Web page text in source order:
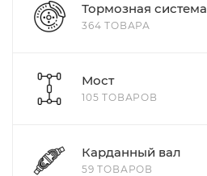
Тормозная система
364 ТОВАРА
Мост
105 ТОВАРОВ
Карданный вал
59 ТОВАРОВ